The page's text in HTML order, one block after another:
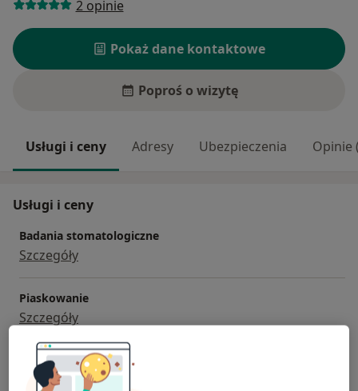
2 opinie
Pokaż dane kontaktowe
Poproś o wizytę
Usługi i ceny Adresy Ubezpieczenia Opinie
Usługi i ceny
Badania stomatologiczne
Szczegóły
Piaskowanie
Szczegóły
Wybielanie zębów
Szczegóły